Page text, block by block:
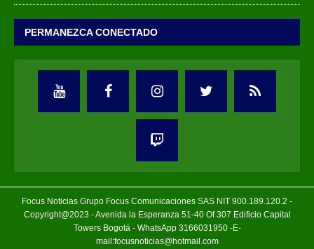
PERMANEZCA CONECTADO
Focus Noticias Grupo Focus Comunicaciones SAS NIT 900.189.120.2 -
Copyright@2023 - Avenida la Esperanza 51-40 Of 307 Edificio Capital
Towers Bogotá - WhatsApp 3166031950 -E-
mail:focusnoticias@hotmail.com